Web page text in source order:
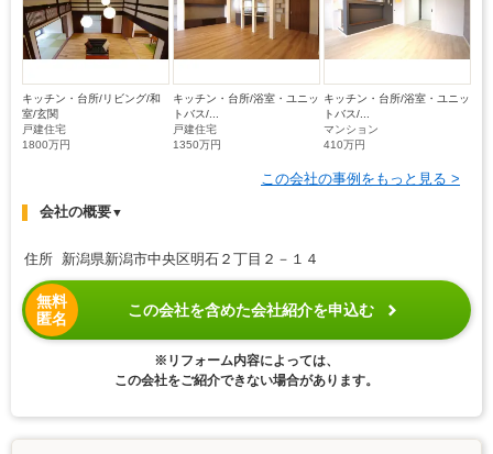
キッチン・台所/リビング/和
室/玄関
戸建住宅
1800万円
キッチン・台所/浴室・ユニッ
トバス/...
戸建住宅
1350万円
キッチン・台所/浴室・ユニッ
トバス/...
マンション
410万円
この会社の事例をもっと見る >
会社の概要▼
住所 新潟県新潟市中央区明石２丁目２－１４
無料
匿名
この会社を含めた会社紹介を申込む
※リフォーム内容によっては、
この会社をご紹介できない場合があります。